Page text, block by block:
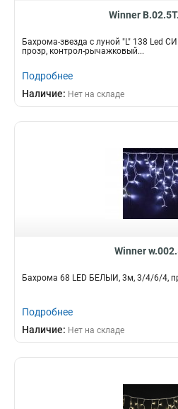
Winner
Бахрома-звезда с луной "L" 138 Led
прозр, контрол-рычажковый...
Подробнее
Наличие: Нет на складе
Winner
Бахрома 68 LED БЕЛЫЙ, 3м, 3/4/6/4,
Подробнее
Наличие: Нет на складе